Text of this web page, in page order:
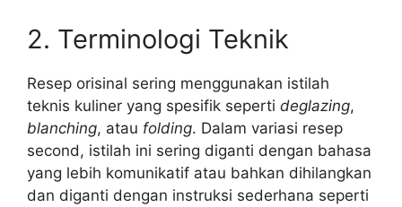
2. Terminologi Teknik
Resep orisinal sering menggunakan istilah
teknis kuliner yang spesifik seperti deglazing,
blanching, atau folding. Dalam variasi resep
second, istilah ini sering diganti dengan bahasa
yang lebih komunikatif atau bahkan dihilangkan
dan diganti dengan instruksi sederhana seperti